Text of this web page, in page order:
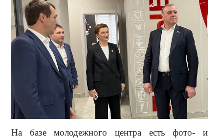
На базе молодежного центра есть фото- и